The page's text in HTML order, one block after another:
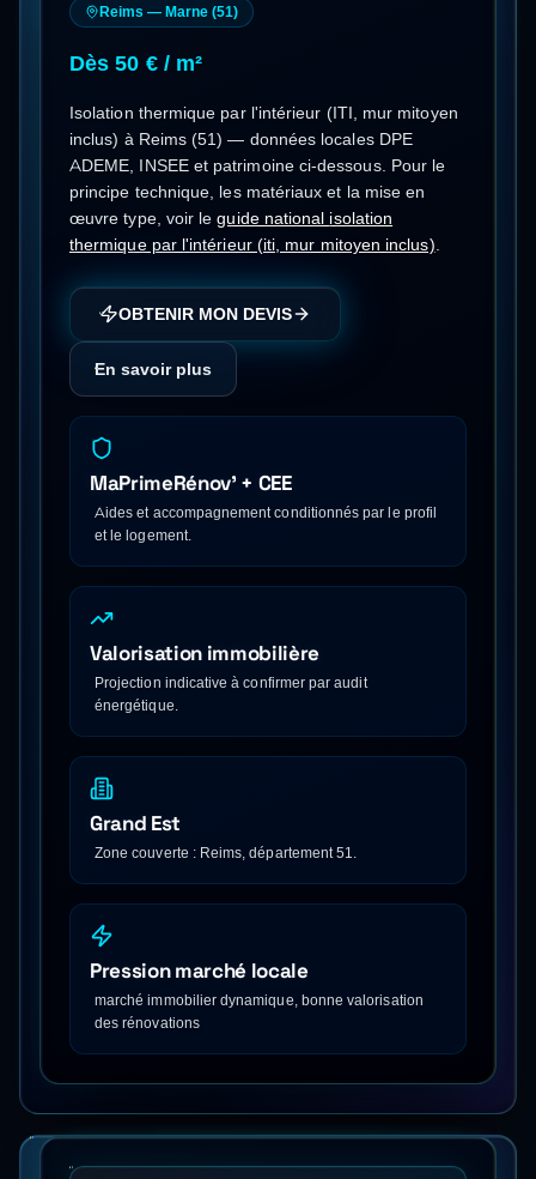
Reims — Marne (51)
Dès 50 € / m²
Isolation thermique par l'intérieur (ITI, mur mitoyen
inclus) à Reims (51) — données locales DPE
ADEME, INSEE et patrimoine ci-dessous. Pour le
principe technique, les matériaux et la mise en
œuvre type, voir le guide national isolation
thermique par l'intérieur (iti, mur mitoyen inclus)
OBTENIR MON DEVIS
En savoir plus
MaPrimeRénov' + CEE
Aides et accompagnement conditionnés par le profil
et le logement.
Valorisation immobilière
Projection indicative à confirmer par audit
énergétique.
Grand Est
Zone couverte : Reims, département 51.
Pression marché locale
marché immobilier dynamique, bonne valorisation
des rénovations